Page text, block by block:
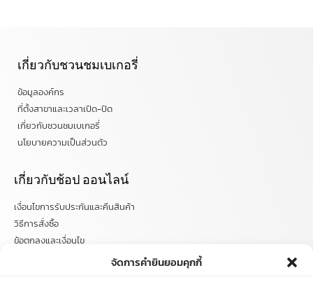
จัดการคำยินยอมคุกกี้
เกี่ยวกับชวนชมเบเกอรี่
ข้อมูลองค์กร
ที่ตั้งสาขาและเวลาเปิด-ปิด
เกี่ยวกับชวนชมเบเกอรี่
นโยบายความเป็นส่วนตัว
เกี่ยวกับช้อป ออนไลน์
เงื่อนไขการรับประกันและคืนสินค้า
วิธีการสั่งซื้อ
ข้อตกลงและเงื่อนไข